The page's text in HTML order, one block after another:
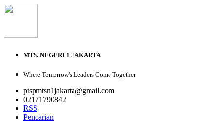
MTS. NEGERI 1 JAKARTA
Where Tomorrow's Leaders Come Together
ptspmtsn1jakarta@gmail.com
02171790842
RSS
Pencarian